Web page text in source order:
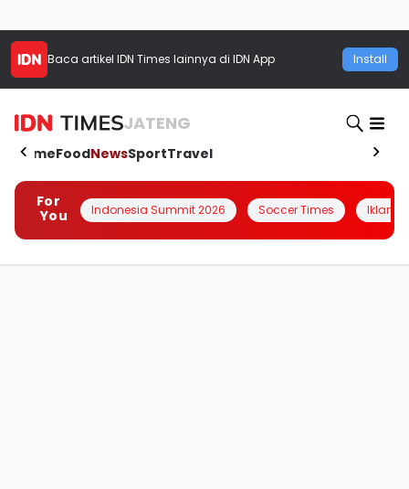
Baca artikel IDN Times lainnya di IDN App Install
JATENG
HomeFoodNewsSportTravel
For
You
Indonesia Summit 2026 Soccer Times Iklanin